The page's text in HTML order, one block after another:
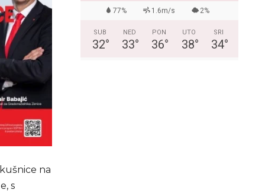
na
s
77% 1.6m/s 2%
SUB
32°
NED
33°
PON
36°
UTO
38°
SRI
34°